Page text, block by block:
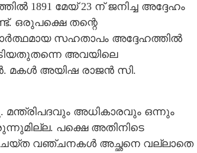
മേയ് 23 ന് ജനിച്ച അദ്ദേഹം
ഒരുപക്ഷെ തന്റെ
സഹതാപം അദ്ദേഹത്തിൽ
അവയിലെ
മകൾ അയിഷ രാജൻ സി.
അധികാരവും ഒന്നും
പക്ഷെ അതിനിടെ
ചെയ്ത വഞ്ചനകൾ അച്ഛനെ വല്ലാതെ